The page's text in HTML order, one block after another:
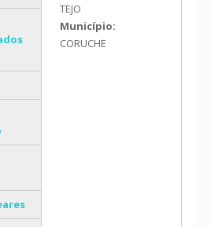
TEJO
Município:
CORUCHE